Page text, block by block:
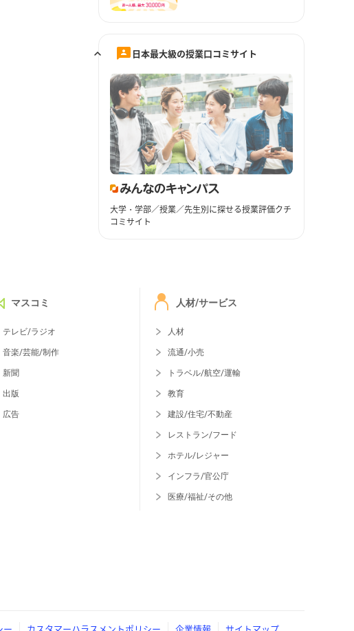
日本最大級の授業口コミサイト
大学・学部／授業／先生別に探せる授業評価クチ
コミサイト
マスコミ
テレビ/ラジオ
音楽/芸能/制作
新聞
出版
広告
人材/サービス
人材
流通/小売
トラベル/航空/運輸
教育
建設/住宅/不動産
レストラン/フード
ホテル/レジャー
インフラ/官公庁
医療/福祉/その他